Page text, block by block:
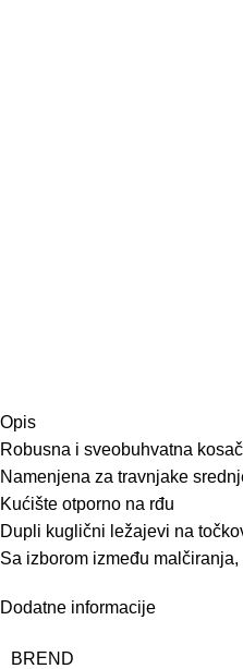
Opis
Robusna i sveobuhvatna
Namenjena za travnjake
Kućište otporno na rđu
Dupli kuglični ležajevi na
Sa izborom između
Dodatne informacije
BREND